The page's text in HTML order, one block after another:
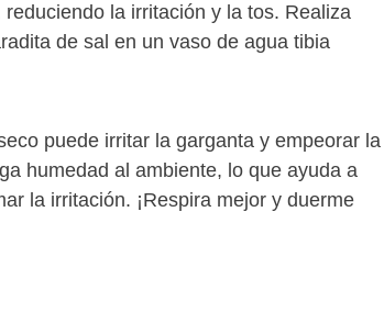
la irritación y la tos. Realiza
de sal en un vaso de agua tibia
puede irritar la garganta y empeorar la
humedad al ambiente, lo que ayuda a
la irritación. ¡Respira mejor y duerme